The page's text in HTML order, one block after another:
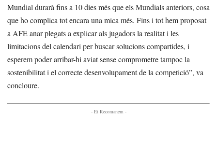
Mundial durarà fins a 10 dies més que els Mundials anteriors, cosa
que ho complica tot encara una mica més. Fins i tot hem proposat
a AFE anar plegats a explicar als jugadors la realitat i les
limitacions del calendari per buscar solucions compartides, i
esperem poder arribar-hi aviat sense comprometre tampoc la
sostenibilitat i el correcte desenvolupament de la competició”, va
concloure.
- Et Recomanem -